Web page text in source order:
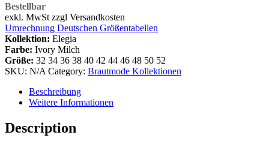
Bestellbar
exkl. MwSt zzgl Versandkosten
Umrechnung Deutschen Größentabellen
Kollektion: Elegia
Farbe: Ivory Milch
Größe: 32 34 36 38 40 42 44 46 48 50 52
SKU: N/A Category: Brautmode Kollektionen
Beschreibung
Weitere Informationen
Description